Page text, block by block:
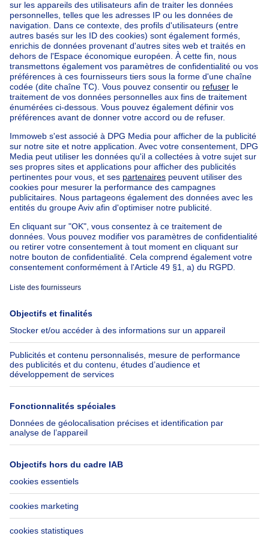
Accueil
Agences immobilières
Agences immobilières à Woluwe-st-pierre
Poplimont Immobilier
Nos maisons hors de la Belgique
Maison à vendre France
Maison à vendre Espagne
Maison à vendre Italie
Maison à vendre Luxembourg
Maison à vendre Pays-bas
Nos biens pas chèrsMaison à vendre pas cher
Appartements à louer pas cher
Nos biens à louer avec chambres
Appartement à vendre avec 3 chambres
Maison à vendre avec 3 chambres
Appartement à louer avec 3 chambres
Maison à louer avec 3 chambres
Appartement à louer avec 3 chambres Bruxelles-ville
À propos
Immoweb
Presse
Emplois
Groupe Axel Springer
SeLoger.com
Immowelt.de
Outils
Belfius
Assurances
Check-list déménagement
Aide
FAQ
Accessibilité
Contactez-nous
Suivez-nous
LinkedIn
Immoweb SA © 2026 - Tous droits réservés